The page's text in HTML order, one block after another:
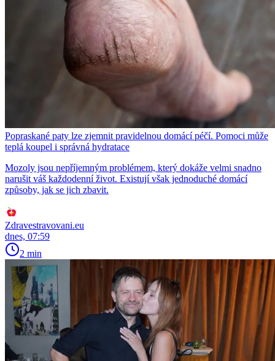
Popraskané paty lze zjemnit pravidelnou domácí péčí. Pomoci může
teplá koupel i správná hydratace
Mozoly jsou nepříjemným problémem, který dokáže velmi snadno
narušit váš každodenní život. Existují však jednoduché domácí
způsoby, jak se jich zbavit.
Zdravestravovani.eu
dnes, 07:59
2 min